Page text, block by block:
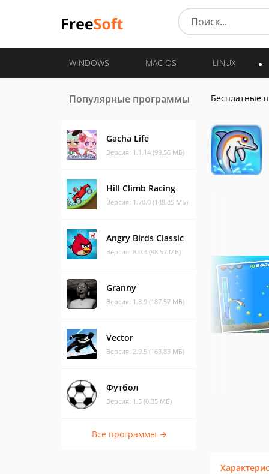
WINDOWS MAC OS LINUX
Популярные программы
Gacha Life
Версия: 1.1.14 (99.56 МБ)
Hill Climb Racing
Версия: 1.70.0 (148.85 МБ)
Angry Birds Classic
Версия: 8.0.3 (98.57 МБ)
Granny
Версия: 1.8.9 (187.57 МБ)
Vector
Версия: 2.9.5 (163.83 МБ)
Футбол
Версия: 1.5 (0.35 МБ)
Все программы →
Бесплатные